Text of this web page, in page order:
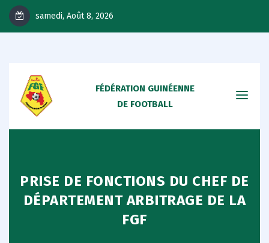
samedi, Août 8, 2026
FÉDÉRATION GUINÉENNE
DE FOOTBALL
PRISE DE FONCTIONS DU CHEF DE
DÉPARTEMENT ARBITRAGE DE LA
FGF